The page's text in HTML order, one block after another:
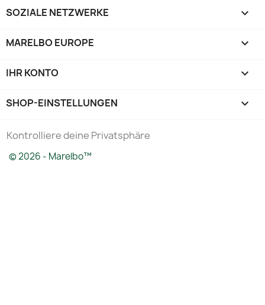
SOZIALE NETZWERKE 
MARELBO EUROPE 
IHR KONTO 
SHOP-EINSTELLUNGEN keyboard_arrow_down
Kontrolliere deine Privatsphäre
© 2026 - Marelbo™